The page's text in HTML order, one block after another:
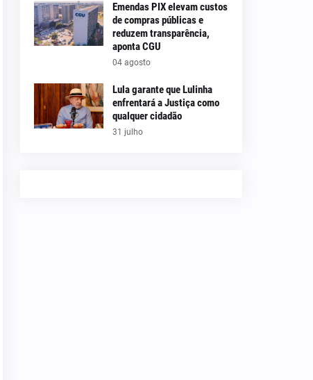
Emendas PIX elevam custos
de compras públicas e
reduzem transparência,
aponta CGU
04 agosto
Lula garante que Lulinha
enfrentará a Justiça como
qualquer cidadão
31 julho